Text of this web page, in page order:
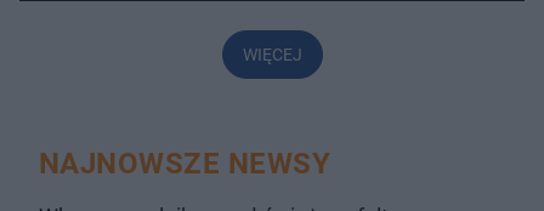
WIĘCEJ
NAJNOWSZE NEWSY